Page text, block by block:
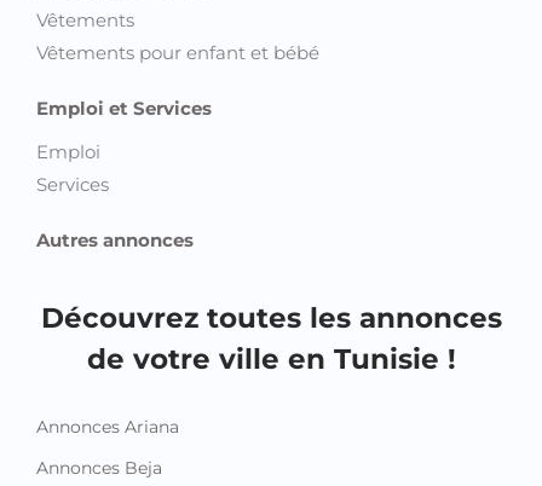
Vêtements
Vêtements pour enfant et bébé
Emploi et Services
Emploi
Services
Autres annonces
Découvrez toutes les annonces
de votre ville en Tunisie !
Annonces Ariana
Annonces Beja